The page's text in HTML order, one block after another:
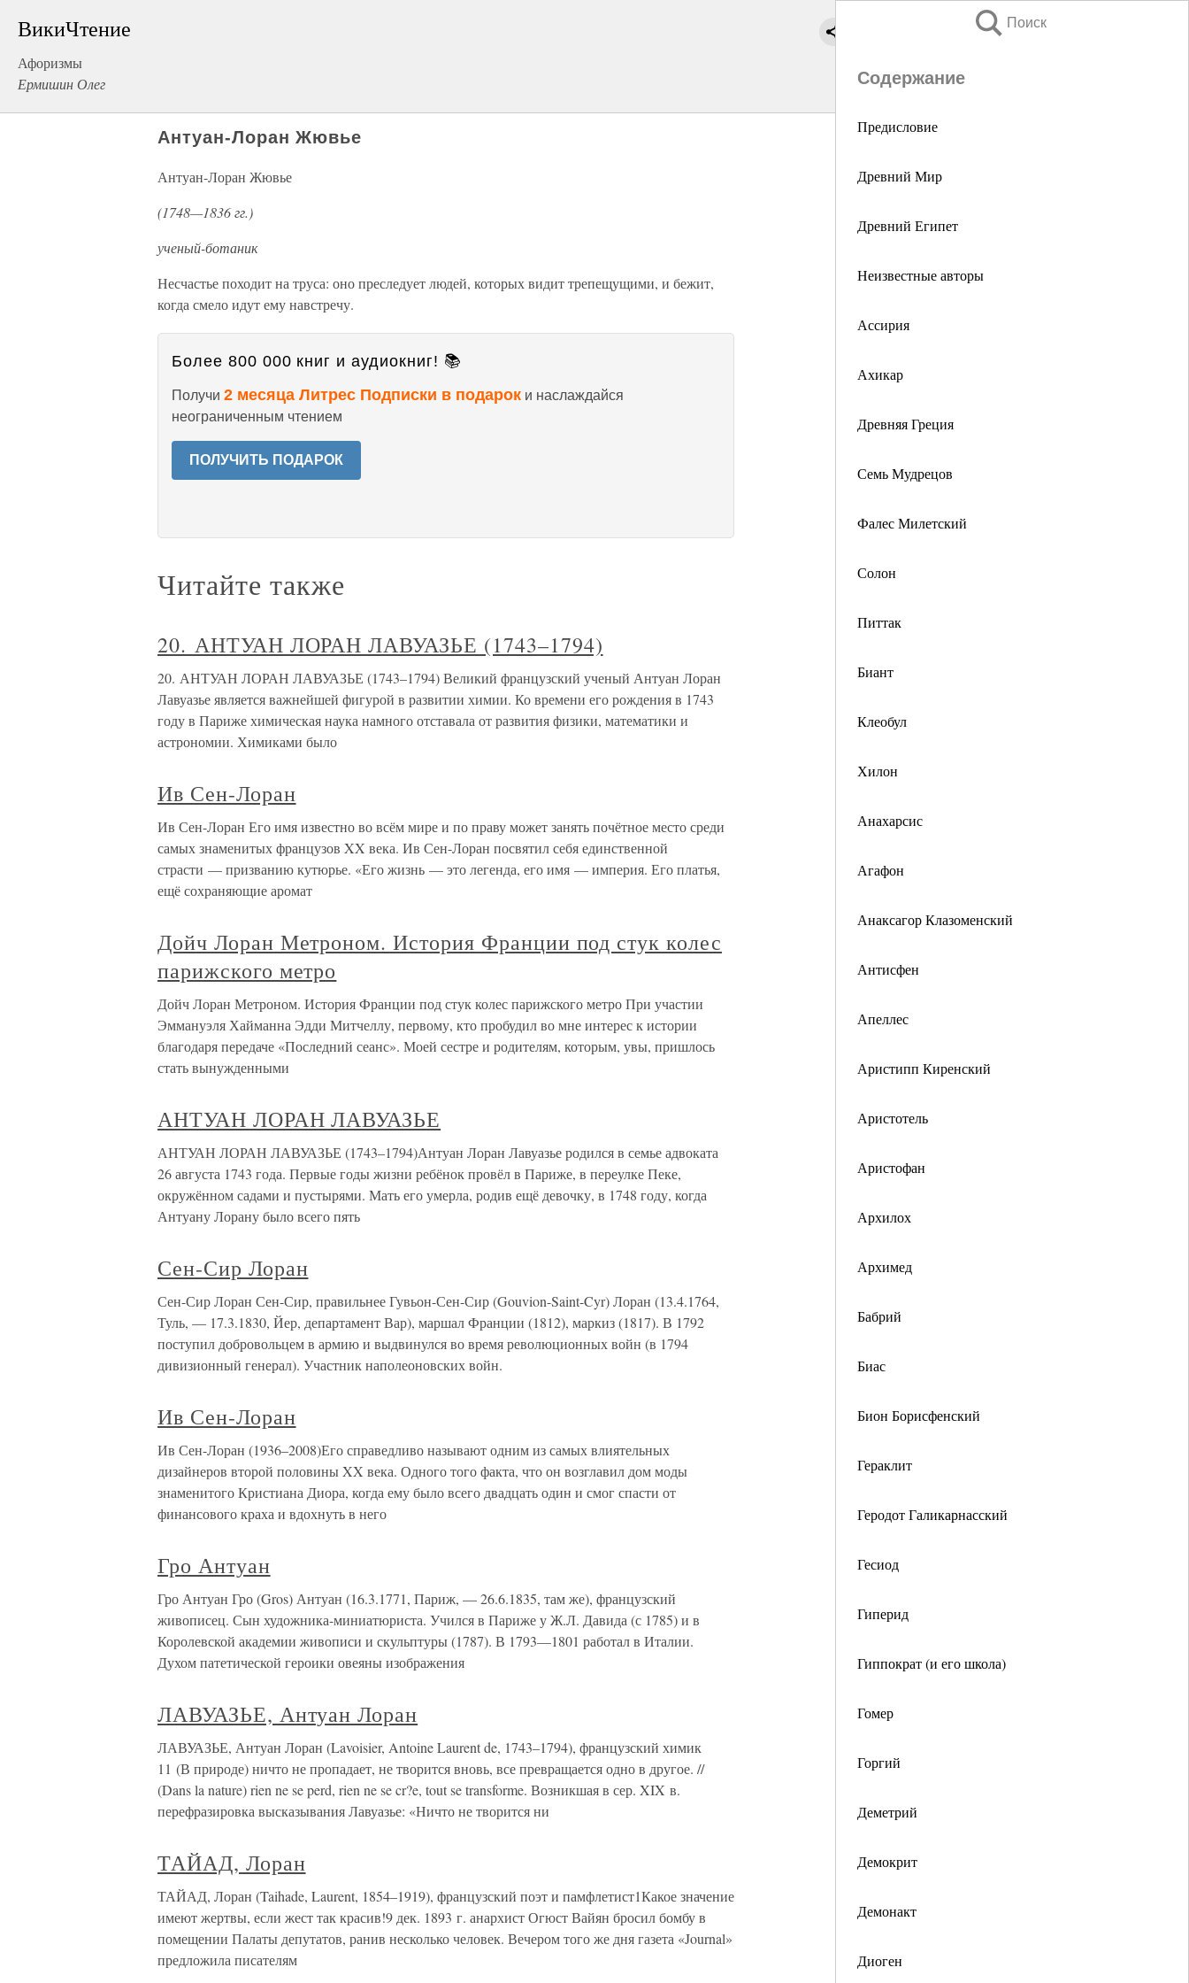
ВикиЧтение
Афоризмы
Ермишин Олег
Поиск
Содержание
Предисловие
Древний Мир
Древний Египет
Неизвестные авторы
Ассирия
Ахикар
Древняя Греция
Семь Мудрецов
Фалес Милетский
Солон
Питтак
Биант
Клеобул
Хилон
Анахарсис
Агафон
Анаксагор Клазоменский
Антисфен
Апеллес
Аристипп Киренский
Аристотель
Аристофан
Архилох
Архимед
Бабрий
Биас
Бион Борисфенский
Гераклит
Геродот Галикарнасский
Гесиод
Гиперид
Гиппократ (и его школа)
Гомер
Горгий
Деметрий
Демокрит
Демонакт
Диоген
Антуан-Лоран Жювье
Антуан-Лоран Жювье
(1748—1836 гг.)
ученый-ботаник
Несчастье походит на труса: оно преследует людей, которых видит трепещущими, и бежит,
когда смело идут ему навстречу.
Более 800 000 книг и аудиокниг! 📚
Получи 2 месяца Литрес Подписки в подарок и наслаждайся
неограниченным чтением
ПОЛУЧИТЬ ПОДАРОК
Читайте также
20. АНТУАН ЛОРАН ЛАВУАЗЬЕ (1743–1794)
20. АНТУАН ЛОРАН ЛАВУАЗЬЕ (1743–1794) Великий французский ученый Антуан Лоран
Лавуазье является важнейшей фигурой в развитии химии. Ко времени его рождения в 1743
году в Париже химическая наука намного отставала от развития физики, математики и
астрономии. Химиками было
Ив Сен-Лоран
Ив Сен-Лоран Его имя известно во всём мире и по праву может занять почётное место среди
самых знаменитых французов XX века. Ив Сен-Лоран посвятил себя единственной
страсти — призванию кутюрье. «Его жизнь — это легенда, его имя — империя. Его платья,
ещё сохраняющие аромат
Дойч Лоран Метроном. История Франции под стук колес
парижского метро
Дойч Лоран Метроном. История Франции под стук колес парижского метро При участии
Эммануэля Хайманна Эдди Митчеллу, первому, кто пробудил во мне интерес к истории
благодаря передаче «Последний сеанс». Моей сестре и родителям, которым, увы, пришлось
стать вынужденными
АНТУАН ЛОРАН ЛАВУАЗЬЕ
АНТУАН ЛОРАН ЛАВУАЗЬЕ (1743–1794)Антуан Лоран Лавуазье родился в семье адвоката
26 августа 1743 года. Первые годы жизни ребёнок провёл в Париже, в переулке Пеке,
окружённом садами и пустырями. Мать его умерла, родив ещё девочку, в 1748 году, когда
Антуану Лорану было всего пять
Сен-Сир Лоран
Сен-Сир Лоран Сен-Сир, правильнее Гувьон-Сен-Сир (Gouvion-Saint-Cyr) Лоран (13.4.1764,
Туль, — 17.3.1830, Йер, департамент Вар), маршал Франции (1812), маркиз (1817). В 1792
поступил добровольцем в армию и выдвинулся во время революционных войн (в 1794
дивизионный генерал). Участник наполеоновских войн.
Ив Сен-Лоран
Ив Сен-Лоран (1936–2008)Его справедливо называют одним из самых влиятельных
дизайнеров второй половины XX века. Одного того факта, что он возглавил дом моды
знаменитого Кристиана Диора, когда ему было всего двадцать один и смог спасти от
финансового краха и вдохнуть в него
Гро Антуан
Гро Антуан Гро (Gros) Антуан (16.3.1771, Париж, — 26.6.1835, там же), французский
живописец. Сын художника-миниатюриста. Учился в Париже у Ж.Л. Давида (с 1785) и в
Королевской академии живописи и скульптуры (1787). В 1793—1801 работал в Италии.
Духом патетической героики овеяны изображения
ЛАВУАЗЬЕ, Антуан Лоран
ЛАВУАЗЬЕ, Антуан Лоран (Lavoisier, Antoine Laurent de, 1743–1794), французский химик
11 (В природе) ничто не пропадает, не творится вновь, все превращается одно в другое. //
(Dans la nature) rien ne se perd, rien ne se cr?e, tout se transforme. Возникшая в сер. XIX в.
перефразировка высказывания Лавуазье: «Ничто не творится ни
ТАЙАД, Лоран
ТАЙАД, Лоран (Taihade, Laurent, 1854–1919), французский поэт и памфлетист1Какое значение
имеют жертвы, если жест так красив!9 дек. 1893 г. анархист Огюст Вайян бросил бомбу в
помещении Палаты депутатов, ранив несколько человек. Вечером того же дня газета «Journal»
предложила писателям